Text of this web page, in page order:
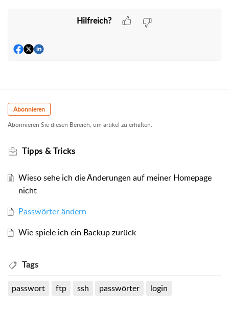
Hilfreich?
Abonnieren
Abonnieren Sie diesen Bereich, um artikel zu erhalten.
Tipps & Tricks
Wieso sehe ich die Änderungen auf meiner Homepage
nicht
Passwörter ändern
Wie spiele ich ein Backup zurück
Tags
passwort ftp ssh passwörter login